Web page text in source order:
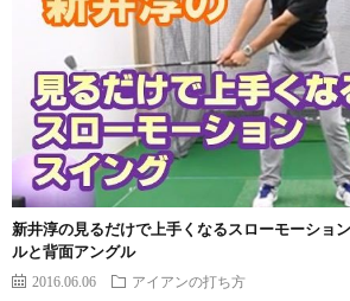
新井淳の見るだけで上手くなるスローモーショ
ルと背面アングル
2016.06.06 アイアンの打ち方